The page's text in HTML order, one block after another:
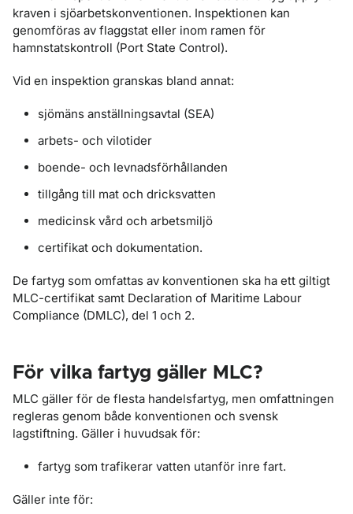
kraven i sjöarbetskonventionen. Inspektionen kan
genomföras av flaggstat eller inom ramen för
hamnstatskontroll (Port State Control).
Vid en inspektion granskas bland annat:
sjömäns anställningsavtal (SEA)
arbets- och vilotider
boende- och levnadsförhållanden
tillgång till mat och dricksvatten
medicinsk vård och arbetsmiljö
certifikat och dokumentation.
De fartyg som omfattas av konventionen ska ha ett giltigt
MLC-certifikat samt Declaration of Maritime Labour
Compliance (DMLC), del 1 och 2.
För vilka fartyg gäller MLC?
MLC gäller för de flesta handelsfartyg, men omfattningen
regleras genom både konventionen och svensk
lagstiftning. Gäller i huvudsak för:
fartyg som trafikerar vatten utanför inre fart.
Gäller inte för: